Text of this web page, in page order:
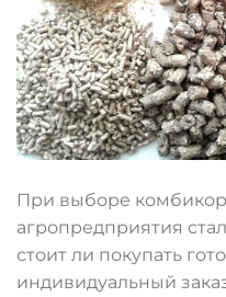
При выборе
агропредприятия
стоит ли покупать
индивидуальный